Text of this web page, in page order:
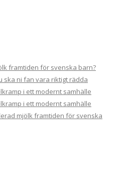
framtiden för svenska barn?
ska ni fan vara riktigt rädda
i ett modernt samhälle
i ett modernt samhälle
mjölk framtiden för svenska